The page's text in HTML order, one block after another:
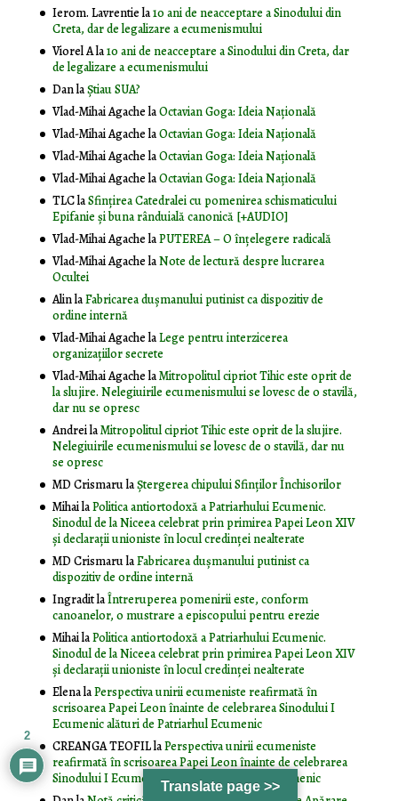
Ierom. Lavrentiela10 ani de neacceptare a Sinodului din
Creta, dar de legalizare a ecumenismului
Viorel Ala10 ani de neacceptare a Sinodului din Creta, dar
de legalizare a ecumenismului
DanlaȘtiau SUA?
Vlad-Mihai AgachelaOctavian Goga: Ideia Naţională
Vlad-Mihai AgachelaOctavian Goga: Ideia Naţională
Vlad-Mihai AgachelaOctavian Goga: Ideia Naţională
Vlad-Mihai AgachelaOctavian Goga: Ideia Naţională
TLClaSfințirea Catedralei cu pomenirea schismaticului
Epifanie și buna rânduială canonică [+AUDIO]
Vlad-Mihai AgachelaPUTEREA – O înţelegere radicală
Vlad-Mihai AgachelaNote de lectură despre lucrarea
Ocultei
AlinlaFabricarea dușmanului putinist ca dispozitiv de
ordine internă
Vlad-Mihai AgachelaLege pentru interzicerea
organizaţiilor secrete
Vlad-Mihai AgachelaMitropolitul cipriot Tihic este oprit de
la slujire. Nelegiuirile ecumenismului se lovesc de o stavilă,
dar nu se opresc
AndreilaMitropolitul cipriot Tihic este oprit de la slujire.
Nelegiuirile ecumenismului se lovesc de o stavilă, dar nu
se opresc
MD CrismarulaŞtergerea chipului Sfinţilor Închisorilor
MihailaPolitica antiortodoxă a Patriarhului Ecumenic.
Sinodul de la Niceea celebrat prin primirea Papei Leon XIV
și declarații unioniste în locul credinței nealterate
MD CrismarulaFabricarea dușmanului putinist ca
dispozitiv de ordine internă
IngraditlaÎntreruperea pomenirii este, conform
canoanelor, o mustrare a episcopului pentru erezie
MihailaPolitica antiortodoxă a Patriarhului Ecumenic.
Sinodul de la Niceea celebrat prin primirea Papei Leon XIV
și declarații unioniste în locul credinței nealterate
ElenalaPerspectiva unirii ecumeniste reafirmată în
scrisoarea Papei Leon înainte de celebrarea Sinodului I
Ecumenic alături de Patriarhul Ecumenic
CREANGA TEOFILlaPerspectiva unirii ecumeniste
reafirmată în scrisoarea Papei Leon înainte de celebrarea
Sinodului I Ecumenic alături de Patriarhul Ecumenic
Translate page >>
2